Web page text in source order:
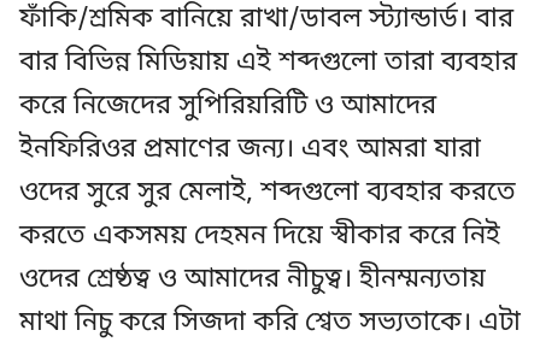
ফাঁকি/শ্রমিক বানিয়ে রাখা/ডাবল স্ট্যান্ডার্ড। বার
বার বিভিন্ন মিডিয়ায় এই শব্দগুলো তারা ব্যবহার
করে নিজেদের সুপিরিয়রিটি ও আমাদের
ইনফিরিওর প্রমাণের জন্য। এবং আমরা যারা
ওদের সুরে সুর মেলাই, শব্দগুলো ব্যবহার করতে
করতে একসময় দেহমন দিয়ে স্বীকার করে নিই
ওদের শ্রেষ্ঠত্ব ও আমাদের নীচুত্ব। হীনম্মন্যতায়
মাথা নিচু করে সিজদা করি শ্বেত সভ্যতাকে। এটা